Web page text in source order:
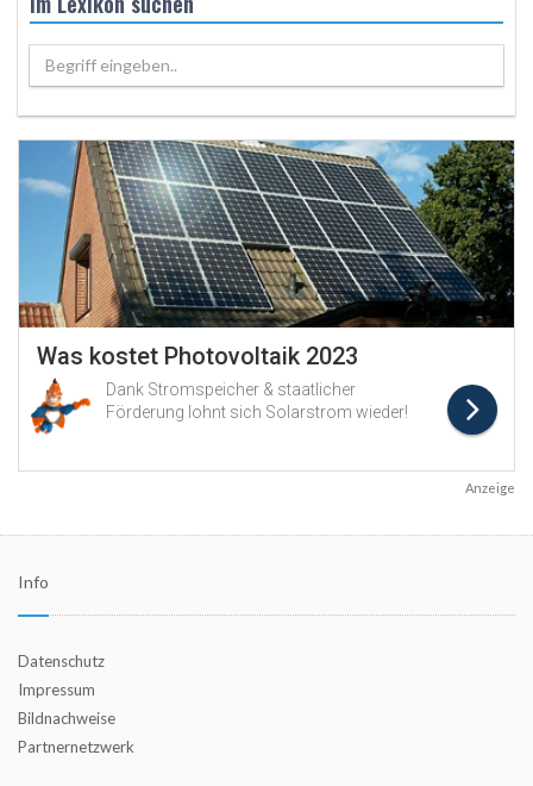
Begriff eingeben..
Anzeige
Info
Datenschutz
Impressum
Bildnachweise
Partnernetzwerk